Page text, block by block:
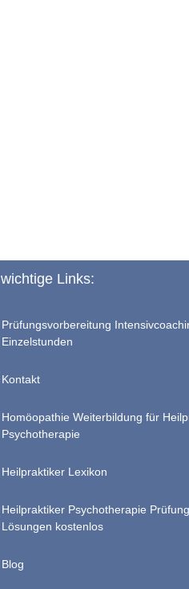
wichtige Links:
Prüfungsvorbereitung
Einzelstunden
Kontakt
Homöopathie Weiterbildung für
Psychotherapie
Heilpraktiker Lexikon
Heilpraktiker Psychotherapie
Lösungen kostenlos
Blog